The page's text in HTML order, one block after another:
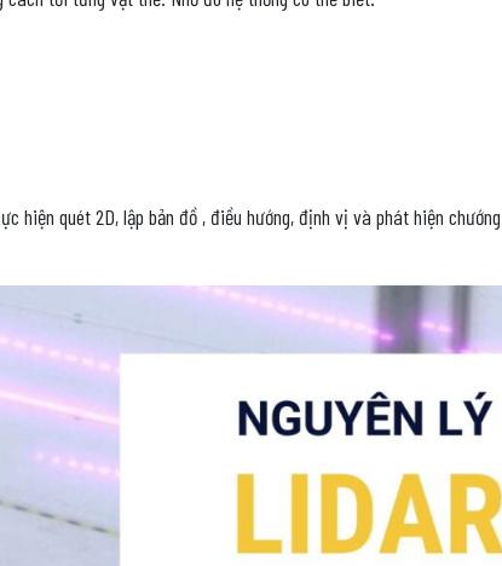
hiện quét 2D, lập bản đồ , điều hướng, định vị và phát hiện